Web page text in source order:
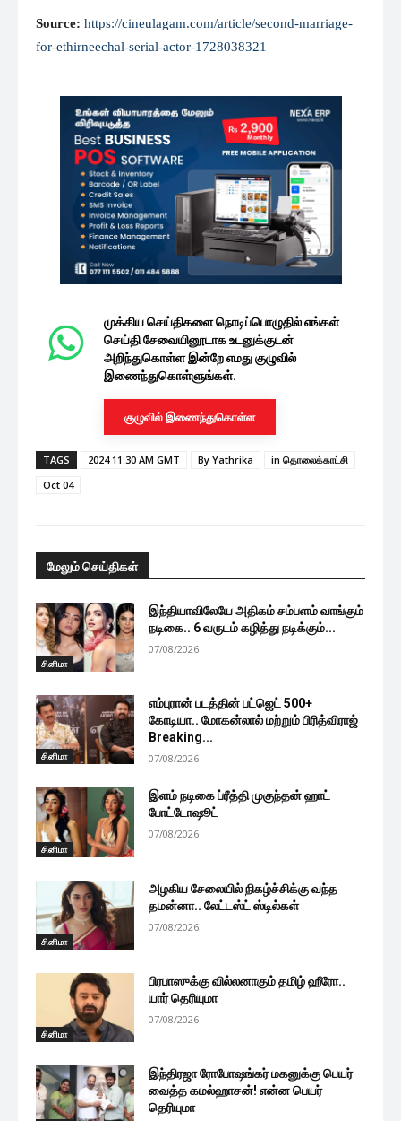
Source: https://cineulagam.com/article/second-marriage-
for-ethirneechal-serial-actor-1728038321
முக்கிய செய்திகளை நொடிப்பொழுதில் எங்கள்
செய்தி சேவையினூடாக உடனுக்குடன்
அறிந்துகொள்ள இன்றே எமது குழுவில்
இணைந்துகொள்ளுங்கள்.
குழுவில் இணைந்துகொள்ள
TAGS 2024 11:30 AM GMT By Yathrika
in தொலைக்காட்சி
Oct 04
மேலும் செய்திகள்
சினிமா
இந்தியாவிலேயே அதிகம் சம்பளம் வாங்கும்
நடிகை.. 6 வருடம் கழித்து நடிக்கும்...
07/08/2026
சினிமா
எம்புரான் படத்தின் பட்ஜெட் 500+
கோடியா.. மோகன்லால் மற்றும் பிரித்விராஜ்
Breaking...
07/08/2026
சினிமா
இளம் நடிகை ப்ரீத்தி முகுந்தன் ஹாட்
போட்டோஷூட்
07/08/2026
சினிமா
அழகிய சேலையில் நிகழ்ச்சிக்கு வந்த
தமன்னா.. லேட்டஸ்ட் ஸ்டில்கள்
07/08/2026
சினிமா
பிரபாஸுக்கு வில்லனாகும் தமிழ் ஹீரோ..
யார் தெரியுமா
07/08/2026
இந்திரஜா ரோபோஷங்கர் மகனுக்கு பெயர்
வைத்த கமல்ஹாசன்! என்ன பெயர்
தெரியுமா